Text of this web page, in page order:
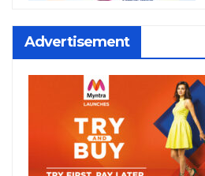
Advertisement